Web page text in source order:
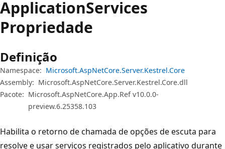
ApplicationServices
Propriedade
Definição
Namespace: Microsoft.AspNetCore.Server.Kestrel.Core
Assembly: Microsoft.AspNetCore.Server.Kestrel.Core.dll
Pacote: Microsoft.AspNetCore.App.Ref v10.0.0-
preview.6.25358.103
Habilita o retorno de chamada de opções de escuta para
resolve e usar serviços registrados pelo aplicativo durante